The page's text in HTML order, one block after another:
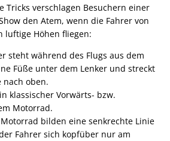
Tricks verschlagen Besuchern einer
den Atem, wenn die Fahrer von
luftige Höhen fliegen:
steht während des Flugs aus dem
Füße unter dem Lenker und streckt
nach oben.
klassischer Vorwärts- bzw.
Motorrad.
bilden eine senkrechte Linie
Fahrer sich kopfüber nur am